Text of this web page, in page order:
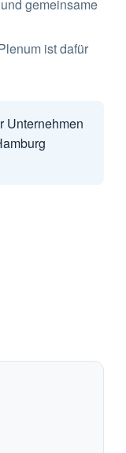
gemeinsame
ist dafür
Unternehmen